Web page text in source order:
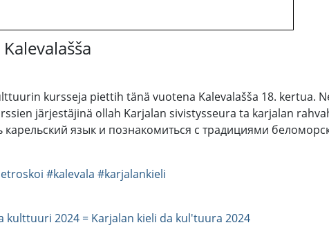
kursseja piettih tänä vuotena Kalevalašša 18. kertua.
järjestäjinä ollah Karjalan sivistysseura ta karjalan
язык и познакомиться с традициями
#kalevala #karjalankieli
kulttuuri 2024 = Karjalan kieli da kul'tuura 2024